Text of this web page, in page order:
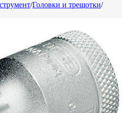
/Головки и трещотки/